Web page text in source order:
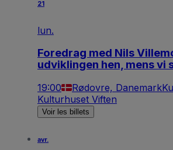
21
lun.
Foredrag med Nils
udviklingen hen, mens vi
19:00 Rødovre, Danemark
Kulturhuset Viften
Voir les billets
avr.